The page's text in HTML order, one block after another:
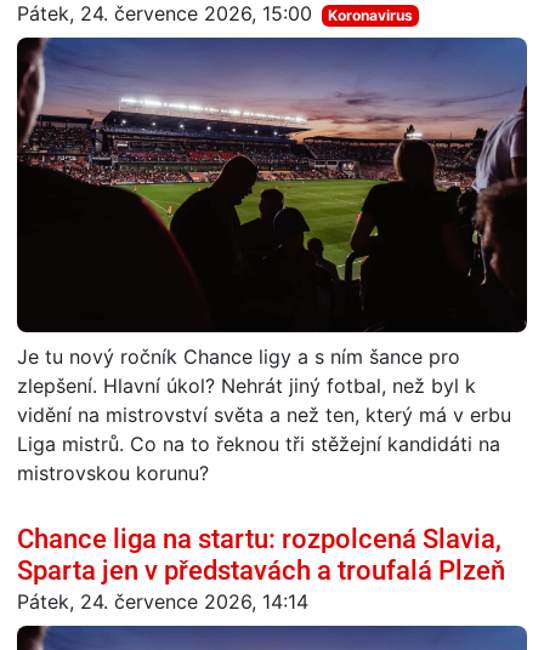
Pátek, 24. července 2026, 15:00 Koronavirus
Je tu nový ročník Chance ligy a s ním šance pro
zlepšení. Hlavní úkol? Nehrát jiný fotbal, než byl k
vidění na mistrovství světa a než ten, který má v erbu
Liga mistrů. Co na to řeknou tři stěžejní kandidáti na
mistrovskou korunu?
Chance liga na startu: rozpolcená Slavia,
Sparta jen v představách a troufalá Plzeň
Pátek, 24. července 2026, 14:14